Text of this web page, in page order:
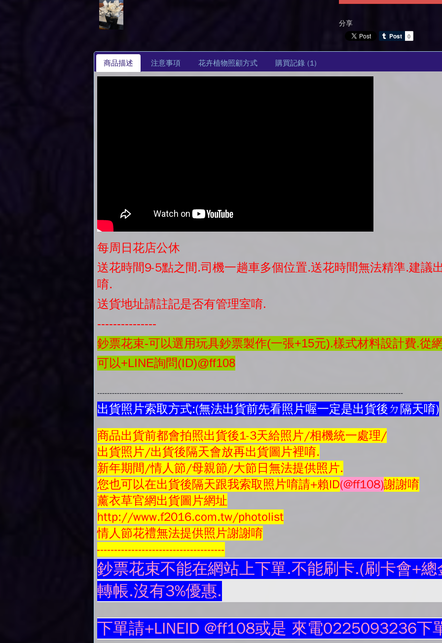
分享
商品描述 注意事項 花卉植物照顧方式 購買記錄 (1)
每周日花店公休
送花時間9-5點之間.司機一趟車多個位置.送花時間無法精準.建議
唷.
送貨地址請註記是否有管理室唷.
---------------
鈔票花束-可以選用玩具鈔票製作(一張+15元).樣式材料設計費.從
可以+LINE詢問(ID)@ff108
----------------------------------------------------------------------------------------------------------------------------
出貨照片索取方式:(無法出貨前先看照片喔一定是出貨後ㄉ隔天唷)
商品出貨前都會拍照出貨後1-3天給照片/相機統一處理/
出貨照片/出貨後隔天會放再出貨圖片裡唷.
新年期間/情人節/母親節/大節日無法提供照片.
您也可以在出貨後隔天跟我索取照片唷請+賴ID(@ff108)謝謝唷
薰衣草官網出貨圖片網址
http://www.f2016.com.tw/photolist
情人節花禮無法提供照片謝謝唷
-------------------------------------
鈔票花束不能在網站上下單.不能刷卡.(刷卡會+總
轉帳.沒有3%優惠.
下單請+LINEID @ff108或是 來電0225093236下